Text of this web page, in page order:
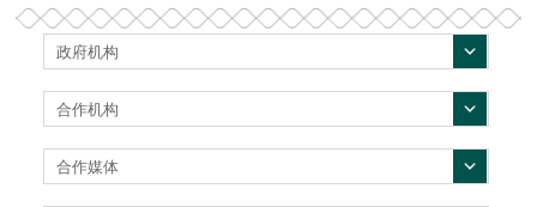
政府机构
合作机构
合作媒体